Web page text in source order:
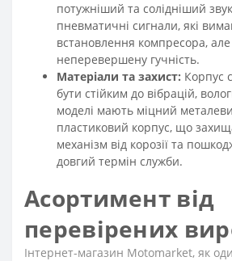
потужніший та солідніший
пневматичні сигнали, які
встановлення компресора,
неперевершену гучність.
Матеріали та захист: Корпус
бути стійким до вібрацій,
моделі мають міцний
пластиковий корпус, що
механізм від корозії та
довгий термін служби.
Асортимент від
перевірених
Інтернет-магазин Motomarket, як